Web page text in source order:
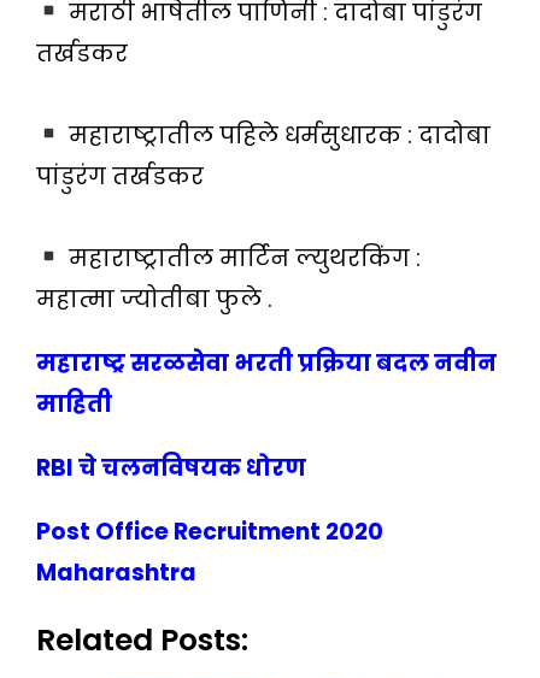
मराठी भाषेतील पाणिनी : दादोबा पांडुरंग
तर्खडकर
महाराष्ट्रातील पहिले धर्मसुधारक : दादोबा
पांडुरंग तर्खडकर
महाराष्ट्रातील मार्टिन ल्युथरकिंग :
महात्मा ज्योतीबा फुले ‌.
महाराष्ट्र सरळसेवा भरती प्रक्रिया बदलनवीन
माहिती
RBI चे चलनविषयक धोरण
Post Office Recruitment 2020
Maharashtra
Related Posts: